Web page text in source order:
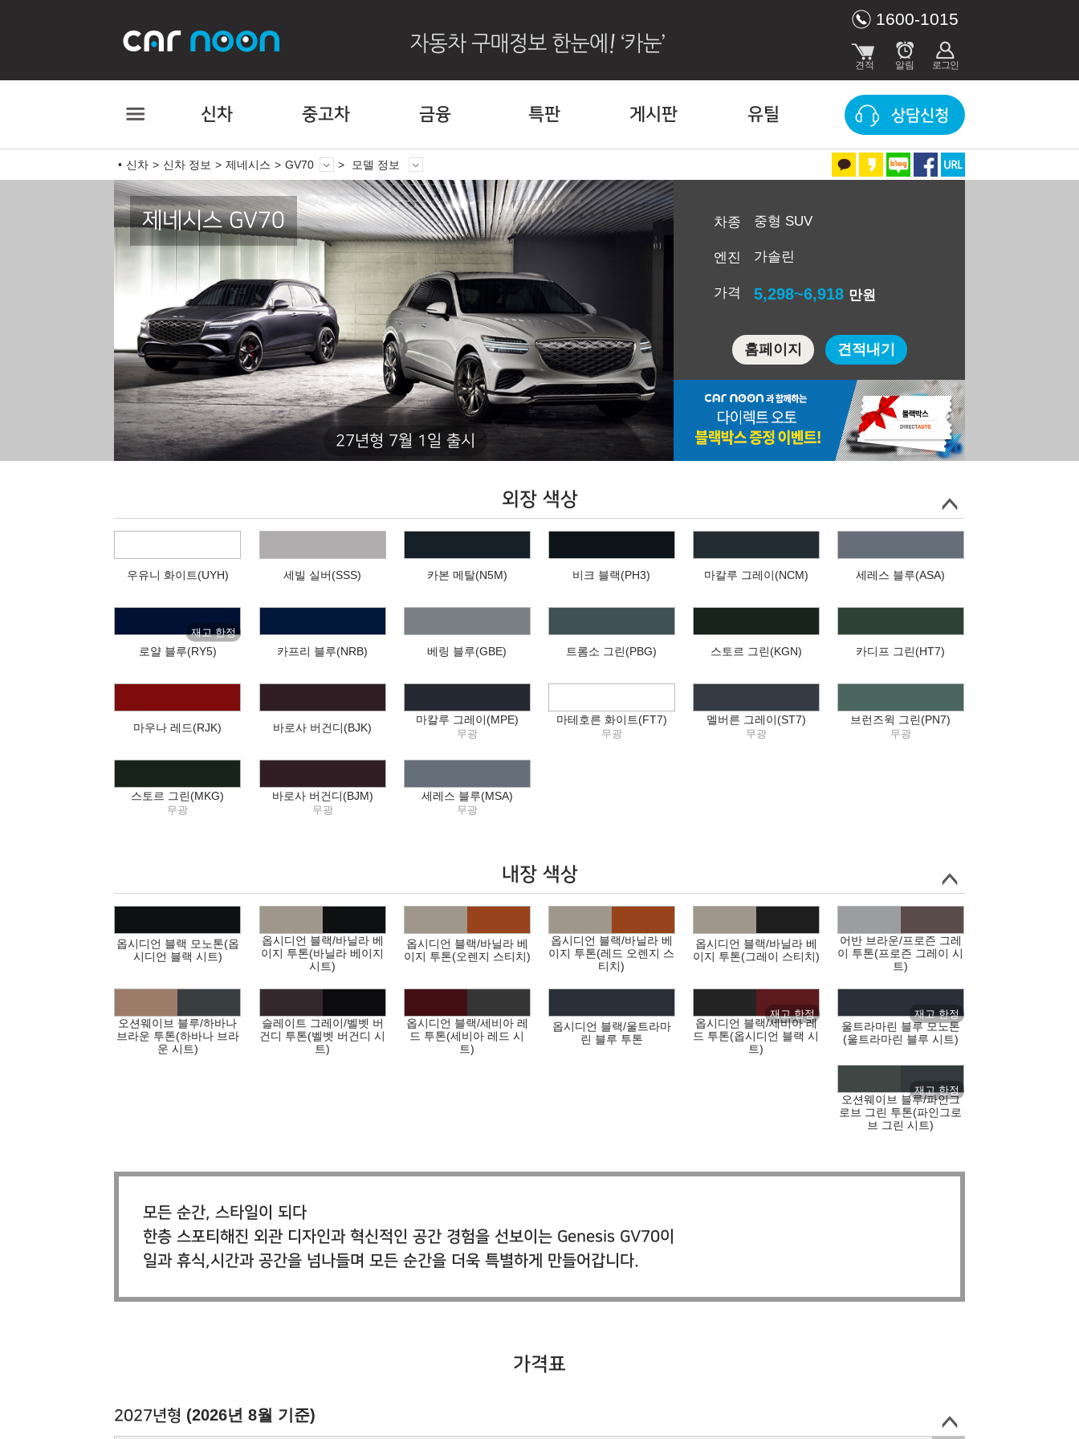
1600-1015
신차 중고차 금융 특판 게시판 유틸 상담신청
신차 신차 정보 제네시스 GV70 모델 정보
제네시스 GV70
27년형 7월 1일 출시
차종 중형 SUV
엔진 가솔린
가격 5,298~6,918 만원
홈페이지 견적내기
외장 색상
우유니 화이트(UYH) 세빌 실버(SSS) 카본 메탈(N5M) 비크 블랙(PH3) 마칼루 그레이(NCM) 세레스 블루(ASA)
로얄 블루(RY5) 카프리 블루(NRB) 베링 블루(GBE) 트롬소 그린(PBG) 스토르 그린(KGN) 카디프 그린(HT7)
마우나 레드(RJK) 바로사 버건디(BJK)
마칼루 그레이(MPE)
무광
마테호른 화이트(FT7)
무광
멜버른 그레이(ST7)
무광
브런즈윅 그린(PN7)
무광
스토르 그린(MKG)
무광
바로사 버건디(BJM)
무광
세레스 블루(MSA)
무광
내장 색상
옵시디언 블랙 모노톤(옵
시디언 블랙 시트)
옵시디언 블랙/바닐라 베
이지 투톤(바닐라 베이지
시트)
옵시디언 블랙/바닐라 베
이지 투톤(오렌지 스티치)
옵시디언 블랙/바닐라 베
이지 투톤(레드 오렌지 스
티치)
옵시디언 블랙/바닐라 베
이지 투톤(그레이 스티치)
어반 브라운/프로즌 그레
이 투톤(프로즌 그레이 시
트)
오션웨이브 블루/하바나
브라운 투톤(하바나 브라
운 시트)
슬레이트 그레이/벨벳 버
건디 투톤(벨벳 버건디 시
트)
옵시디언 블랙/세비아 레
드 투톤(세비아 레드 시
트)
옵시디언 블랙/울트라마
린 블루 투톤
옵시디언 블랙/세비아 레
드 투톤(옵시디언 블랙 시
트)
울트라마린 블루 모노톤
(울트라마린 블루 시트)
오션웨이브 블루/파인그
로브 그린 투톤(파인그로
브 그린 시트)
모든 순간, 스타일이 되다
한층 스포티해진 외관 디자인과 혁신적인 공간 경험을 선보이는 Genesis GV70이
일과 휴식,시간과 공간을 넘나들며 모든 순간을 더욱 특별하게 만들어갑니다.
가격표
2027년형 (2026년 8월 기준)